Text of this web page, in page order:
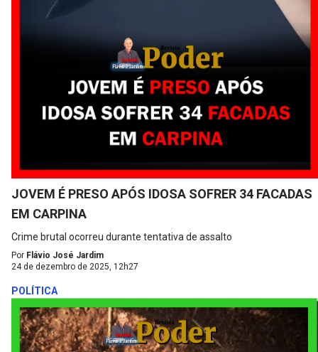
JOVEM É PRESO APÓS IDOSA SOFRER 34 FACADAS
EM CARPINA
Crime brutal ocorreu durante tentativa de assalto
Por Flávio José Jardim
24 de dezembro de 2025, 12h27
POLÍTICA